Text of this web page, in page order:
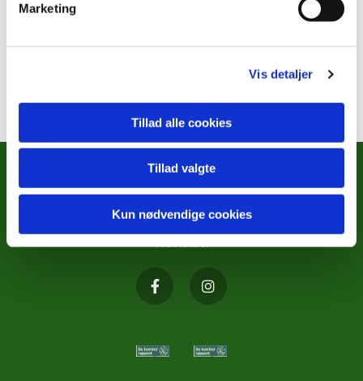
Marketing
Vis detaljer
Tillad alle cookies
Tillad valgte
Kun nødvendige cookies
METODISTKIRKENS SOCIALE
ARBEJDE
Kontakt